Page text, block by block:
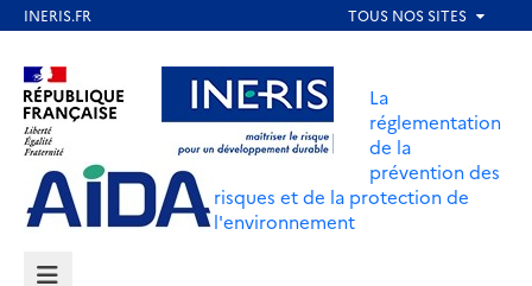
contenu
principal
Aller au contenu Aller au menu
Aller au pied de page
La
réglementation
de la
prévention des
risques et de la protection de
l'environnement
MENU